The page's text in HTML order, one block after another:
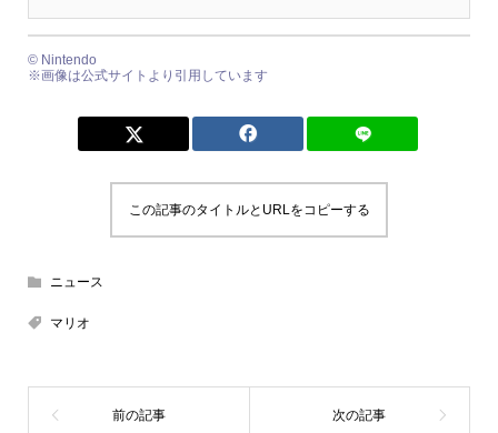
© Nintendo
※画像は公式サイトより引用しています
この記事のタイトルとURLをコピーする
ニュース
マリオ